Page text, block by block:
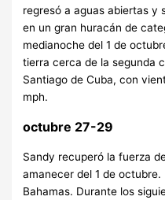
regresó a aguas abiertas y
en un gran huracán de
medianoche del 1 de
tierra cerca de la segunda
Santiago de Cuba, con
mph.
octubre 27-29
Sandy recuperó la fuerza
amanecer del 1 de
Bahamas. Durante los